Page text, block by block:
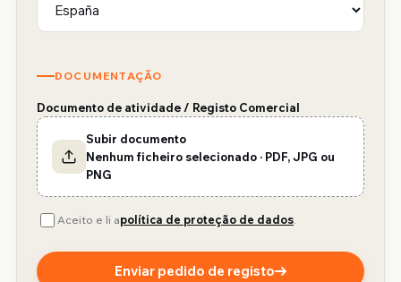
DOCUMENTAÇÃO
Documento de atividade / Registo Comercial
Subir documento
Nenhum ficheiro selecionado · PDF, JPG ou
PNG
Aceito e li apolítica de proteção de dados
Enviar pedido de registo